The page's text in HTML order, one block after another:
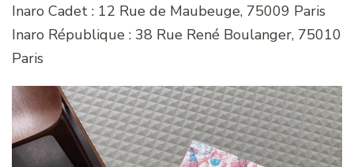
Inaro Cadet : 12 Rue de Maubeuge, 75009 Paris
Inaro République : 38 Rue René Boulanger, 75010
Paris